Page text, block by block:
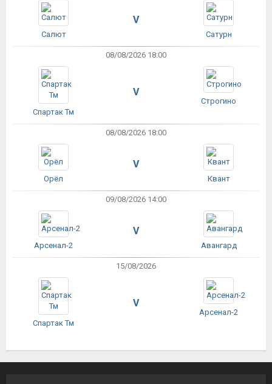
Салют
V
Сатурн
08/08/2026 18:00
Спартак Тм
V
Строгино
08/08/2026 18:00
Орёл
V
Квант
09/08/2026 14:00
Арсенал-2
V
Авангард
15/08/2026
Спартак Тм
V
Арсенал-2